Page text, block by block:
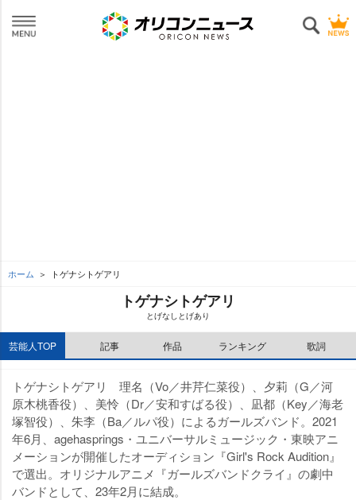
ホーム トゲナシトゲアリ
トゲナシトゲアリ
とげなしとげあり
芸能人TOP 記事 作品 ランキング 歌詞
トゲナシトゲアリ 理名（Vo／井芹仁菜役）、夕莉（G／河
原木桃香役）、美怜（Dr／安和すばる役）、凪都（Key／海老
塚智役）、朱李（Ba／ルパ役）によるガールズバンド。2021
年6月、agehasprings・ユニバーサルミュージック・東映アニ
メーションが開催したオーディション『Girl's Rock Audition』
で選出。オリジナルアニメ『ガールズバンドクライ』の劇中
バンドとして、23年2月に結成。